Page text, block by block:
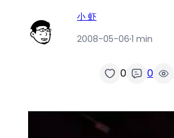
小 虾
2008-05-06·1 min
0 0